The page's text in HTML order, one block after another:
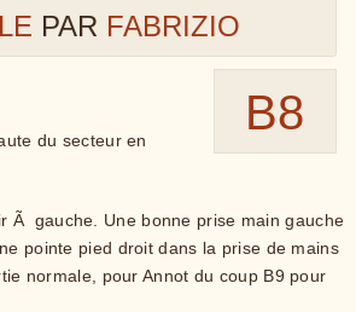
PAR FABRIZIO
B8
du secteur en
Ã gauche. Une bonne prise main gauche
pointe pied droit dans la prise de mains
normale, pour Annot du coup B9 pour